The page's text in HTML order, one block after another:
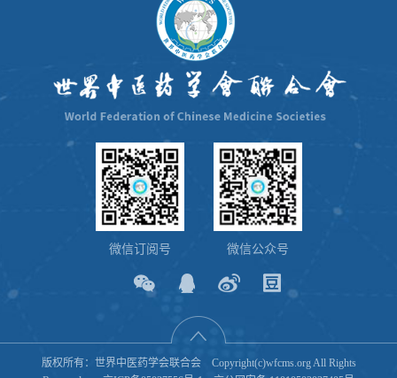
微信订阅号 微信公众号
版权所有：世界中医药学会联合会 Copyright(c)wfcms.org All Rights